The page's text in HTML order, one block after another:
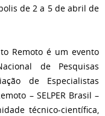
de 2 a 5 de abril de
Remoto é um evento
de Pesquisas
de Especialistas
– SELPER Brasil –
técnico-científica,